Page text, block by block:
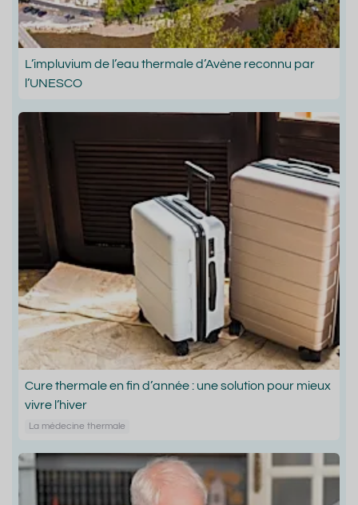
L’impluvium de l’eau thermale d’Avène reconnu par
l’UNESCO
Cure thermale en fin d’année : une solution pour mieux
vivre l’hiver
La médecine thermale